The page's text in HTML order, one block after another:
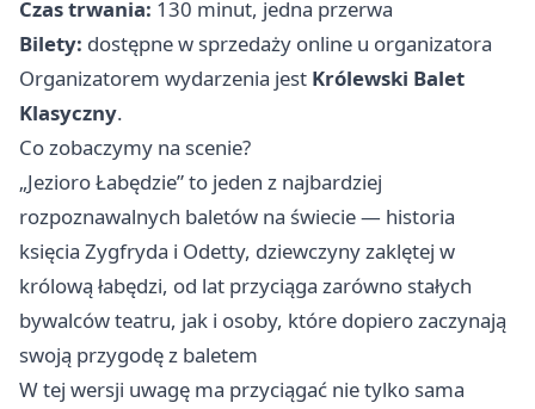
Czas trwania: 130 minut, jedna przerwa
Bilety: dostępne w sprzedaży online u organizatora
Organizatorem wydarzenia jest Królewski Balet
Klasyczny.
Co zobaczymy na scenie?
„Jezioro Łabędzie” to jeden z najbardziej
rozpoznawalnych baletów na świecie — historia
księcia Zygfryda i Odetty, dziewczyny zaklętej w
królową łabędzi, od lat przyciąga zarówno stałych
bywalców teatru, jak i osoby, które dopiero zaczynają
swoją przygodę z baletem
W tej wersji uwagę ma przyciągać nie tylko sama